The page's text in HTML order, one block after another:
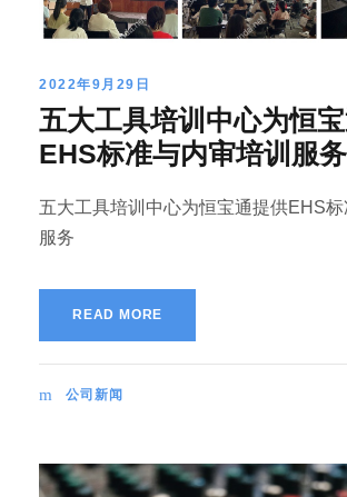
2022年9月29日
五大工具培训中心为恒
EHS标准与内审培训服务
五大工具培训中心为恒宝通提供EHS标
服务
READ MORE
公司新闻